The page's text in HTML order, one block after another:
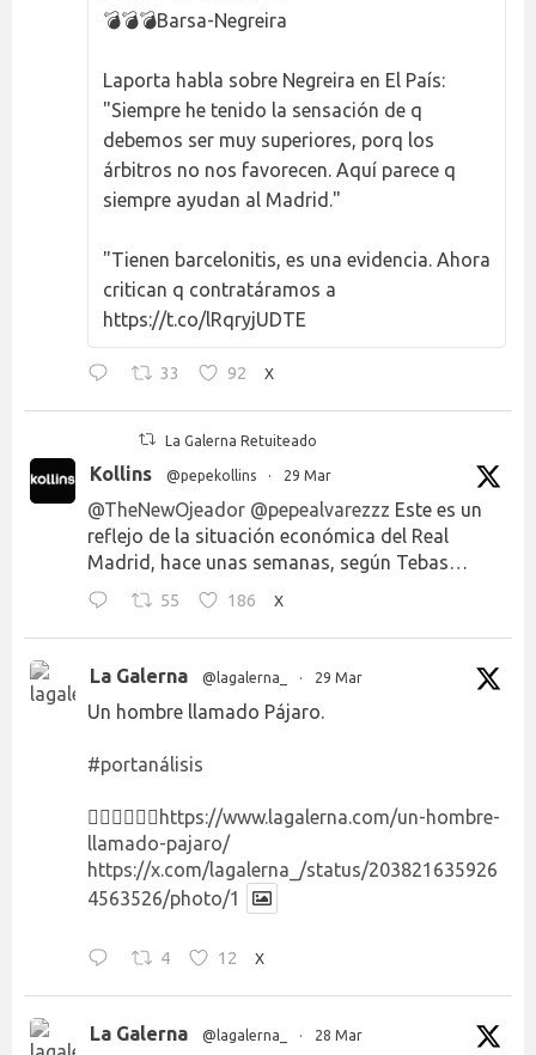
💣💣💣Barsa-Negreira
Laporta habla sobre Negreira en El País:
"Siempre he tenido la sensación de q
debemos ser muy superiores, porq los
árbitros no nos favorecen. Aquí parece q
siempre ayudan al Madrid."
"Tienen barcelonitis, es una evidencia. Ahora
critican q contratáramos a
https://t.co/lRqryjUDTE
33 92 X
La Galerna Retuiteado
Kollins @pepekollins · 29 Mar
@TheNewOjeador @pepealvarezzz Este es un
reflejo de la situación económica del Real
Madrid, hace unas semanas, según Tebas…
55 186 X
La Galerna @lagalerna_ · 29 Mar
Un hombre llamado Pájaro.
#portanálisis
👉🏻👉🏻👉🏻 https://www.lagalerna.com/un-hombre-
llamado-pajaro/
https://x.com/lagalerna_/status/203821635926
4563526/photo/1
4 12 X
La Galerna @lagalerna_ · 28 Mar